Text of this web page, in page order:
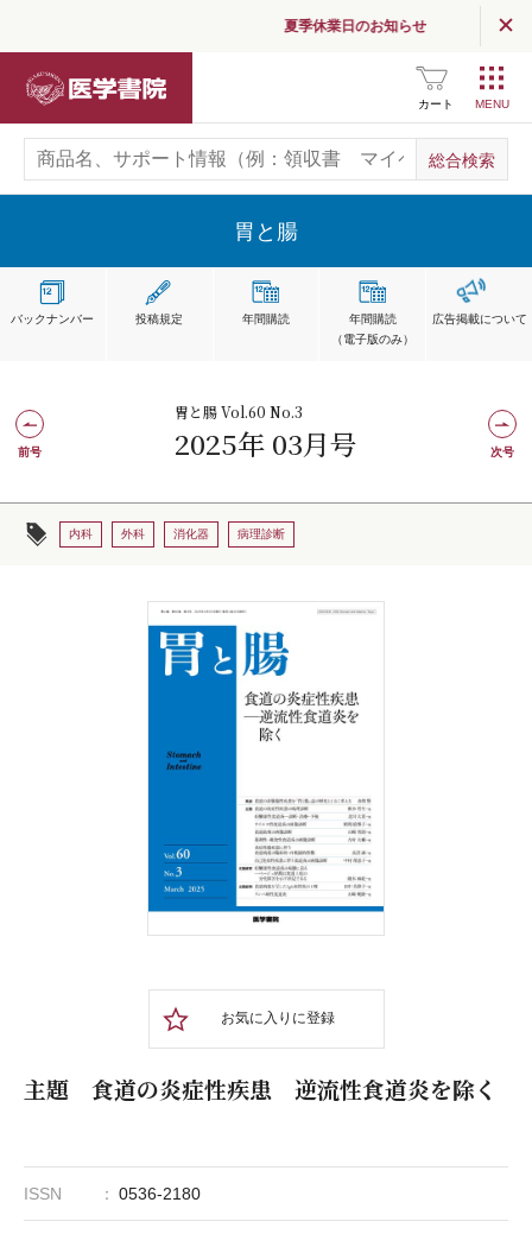
夏季休業日のお知らせ
カート
胃と腸
バックナンバー 投稿規定 年間購読
年間購読
（電子版のみ）
広告掲載について
胃と腸 Vol.60 No.3
2025年 03月号
前号 次号
内科 外科 消化器 病理診断
お気に入りに登録
主題 食道の炎症性疾患 逆流性食道炎を除く
ISSN 0536-2180